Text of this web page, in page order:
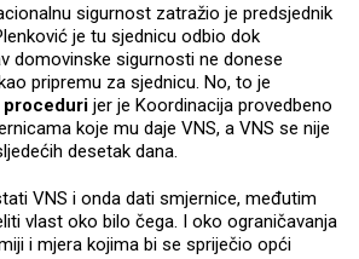
sigurnost zatražio je predsjednik
je tu sjednicu odbio dok
domovinske sigurnosti ne donese
pripremu za sjednicu. No, to je
proceduri jer je Koordinacija provedbeno
koje mu daje VNS, a VNS se nije
desetak dana.
VNS i onda dati smjernice, međutim
vlast oko bilo čega. I oko ograničavanja
i mjera kojima bi se spriječio opći